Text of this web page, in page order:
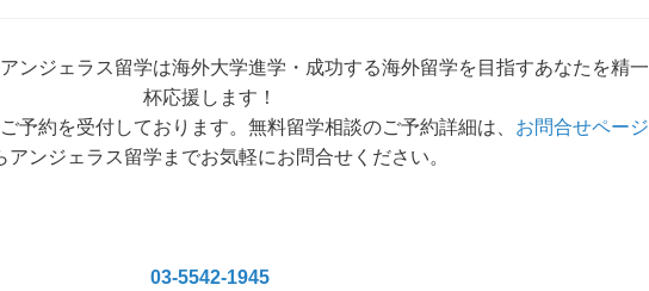
ンジェラス留学は海外大学進学・成功する海外留学を目指すあなたを精一
杯応援します！
予約を受付しております。無料留学相談のご予約詳細は、 お問合せページ
アンジェラス留学までお気軽にお問合せください。
03-5542-1945